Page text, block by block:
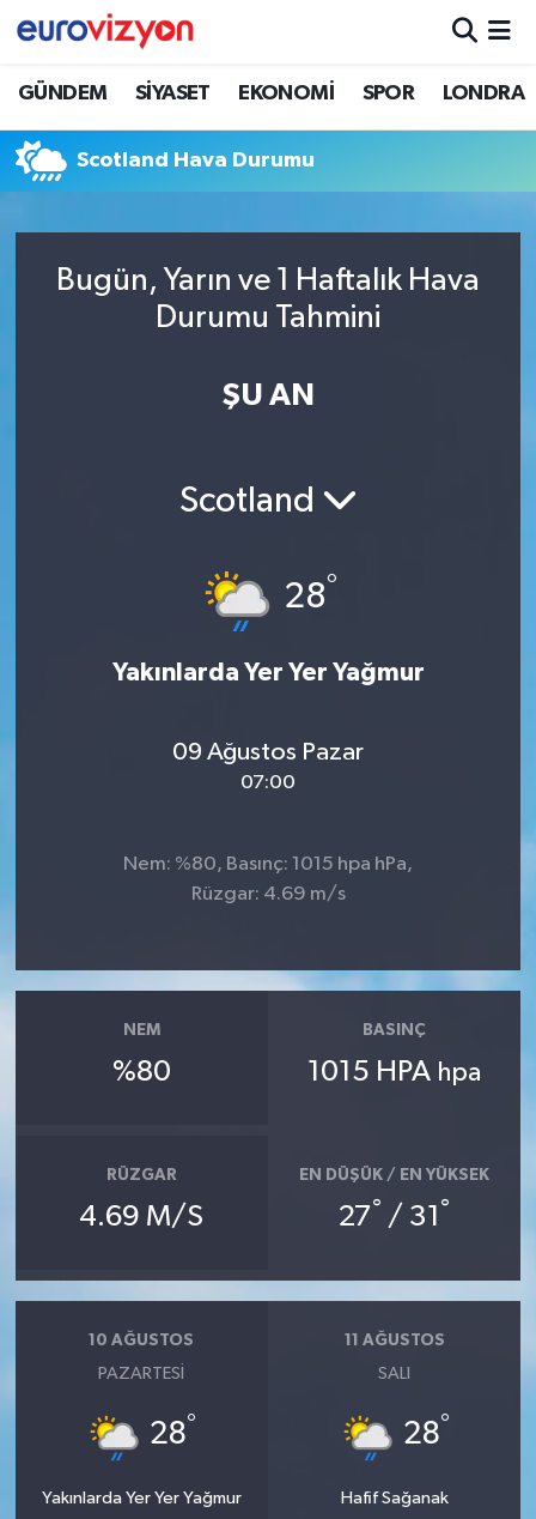
GÜNDEM SİYASET EKONOMİ SPOR LONDRA
Scotland Hava Durumu
Bugün, Yarın ve 1 Haftalık Hava
Durumu Tahmini
ŞU AN
Scotland
28°
Yakınlarda Yer Yer Yağmur
09 Ağustos Pazar
07:00
Nem: %80, Basınç: 1015 hpa hPa,
Rüzgar: 4.69 m/s
NEM
%80
BASINÇ
1015 HPA hpa
RÜZGAR
4.69 M/S
EN DÜŞÜK / EN YÜKSEK
27° / 31 °
10 AĞUSTOS
PAZARTESI
28°
Yakınlarda Yer Yer Yağmur
11 AĞUSTOS
SALI
28°
Hafif Sağanak